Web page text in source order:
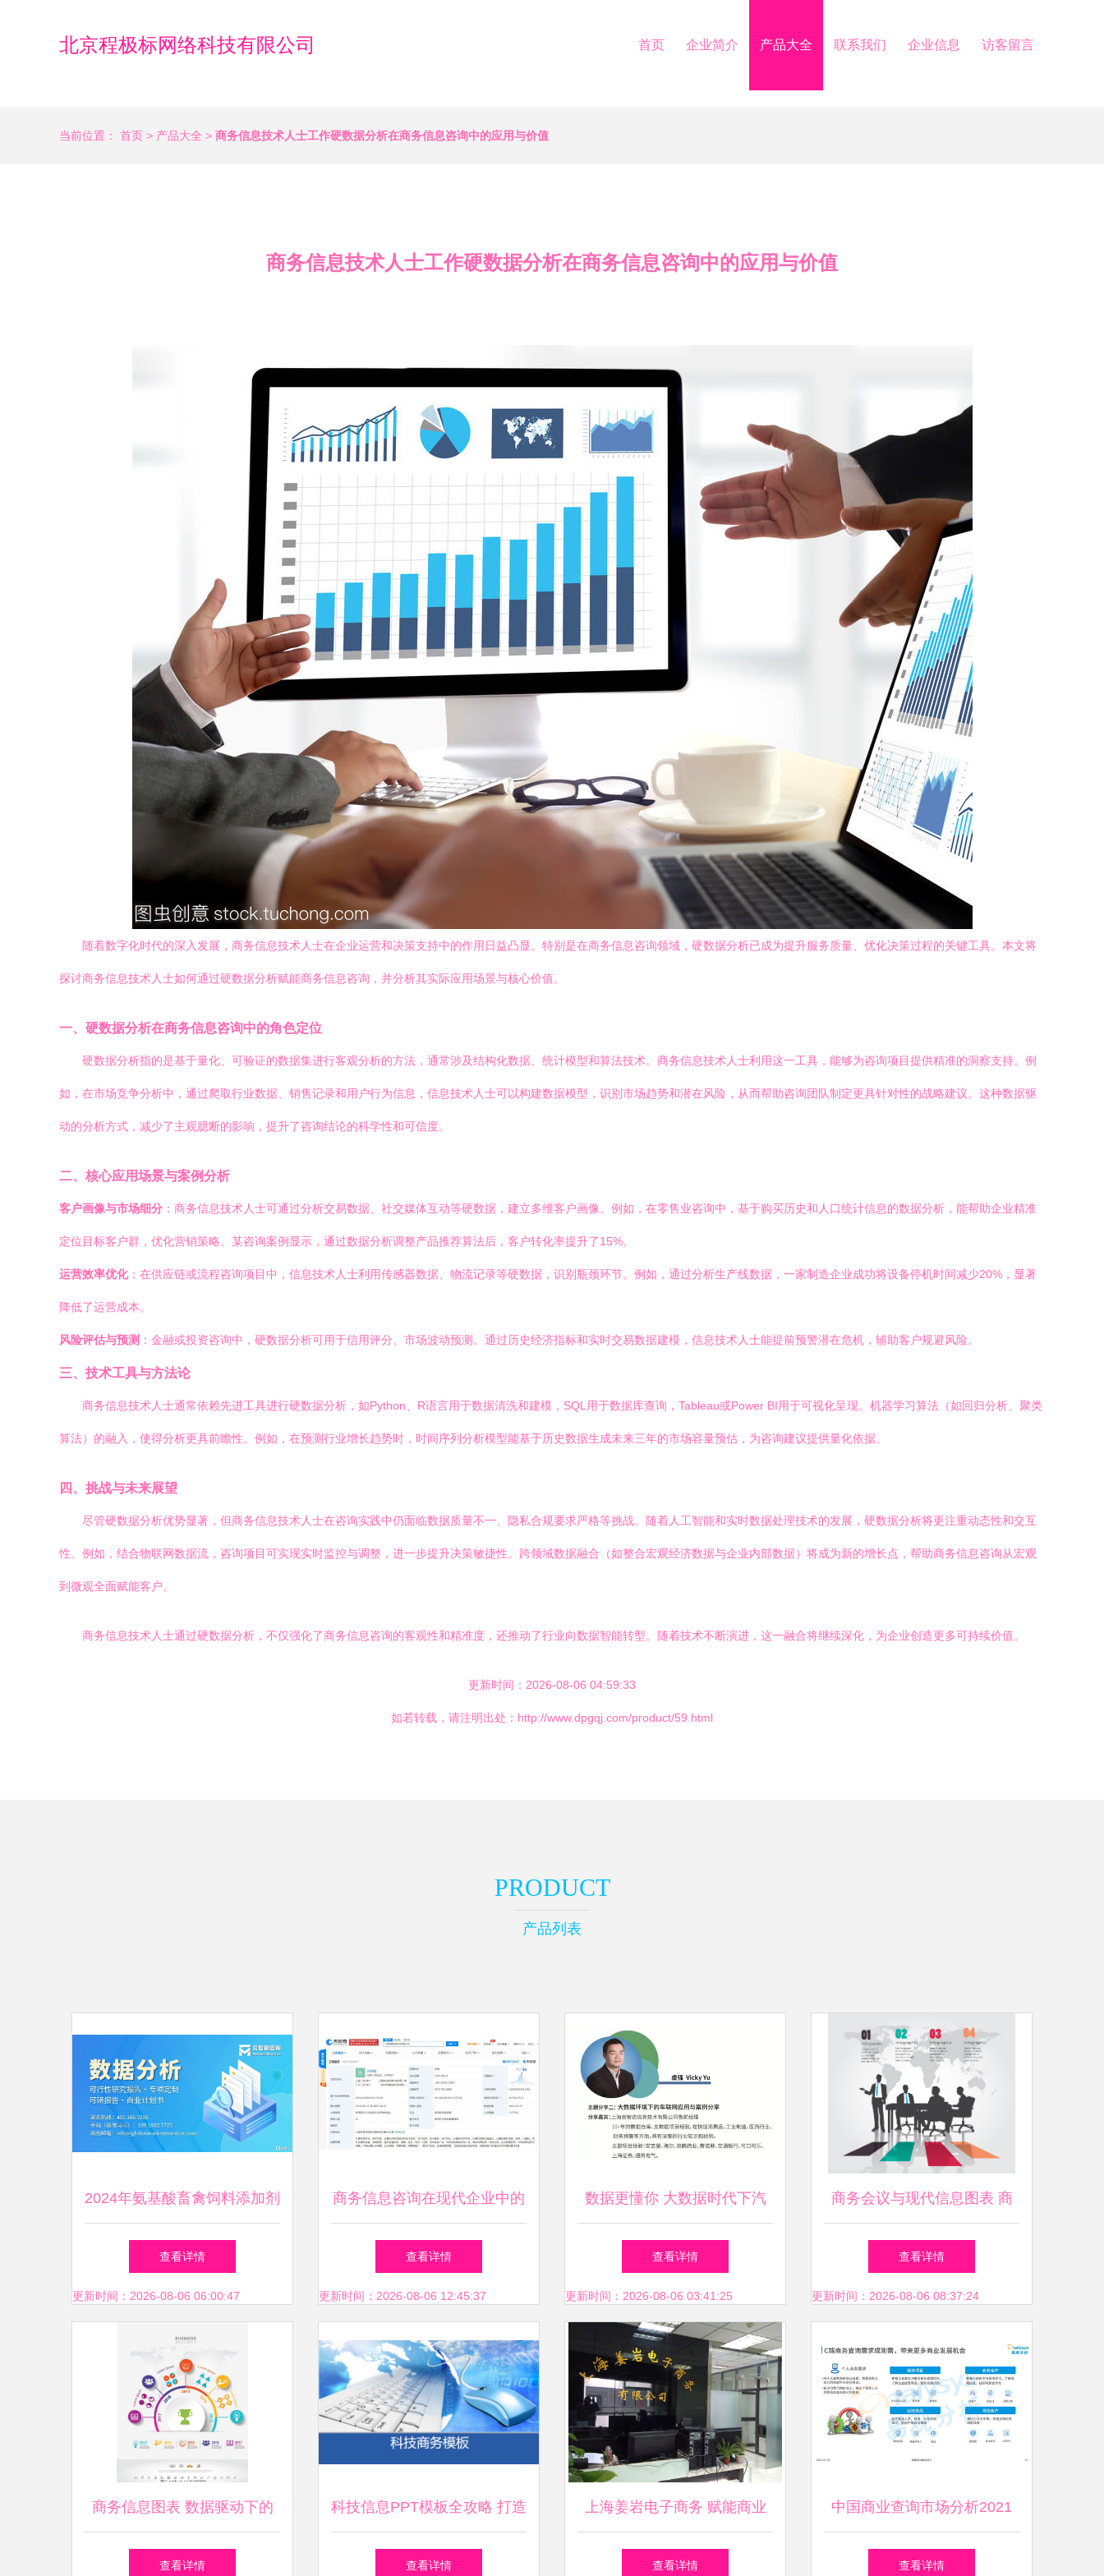
北京程极标网络科技有限公司 首页 企业简介 产品大全 联系我们 企业信息 访客留言
当前位置： 首页 > 产品大全 > 商务信息技术人士工作硬数据分析在商务信息咨询中的应用与价值
商务信息技术人士工作硬数据分析在商务信息咨询中的应用与价值
随着数字化时代的深入发展，商务信息技术人士在企业运营和决策支持中的作用日益凸显。特别是在商务信息咨询领域，硬数据分析已成为提升服务质量、优化决策过程的关键工具。本文将
探讨商务信息技术人士如何通过硬数据分析赋能商务信息咨询，并分析其实际应用场景与核心价值。
一、硬数据分析在商务信息咨询中的角色定位
硬数据分析指的是基于量化、可验证的数据集进行客观分析的方法，通常涉及结构化数据、统计模型和算法技术。商务信息技术人士利用这一工具，能够为咨询项目提供精准的洞察支持。例
如，在市场竞争分析中，通过爬取行业数据、销售记录和用户行为信息，信息技术人士可以构建数据模型，识别市场趋势和潜在风险，从而帮助咨询团队制定更具针对性的战略建议。这种数据驱
动的分析方式，减少了主观臆断的影响，提升了咨询结论的科学性和可信度。
二、核心应用场景与案例分析
客户画像与市场细分 ：商务信息技术人士可通过分析交易数据、社交媒体互动等硬数据，建立多维客户画像。例如，在零售业咨询中，基于购买历史和人口统计信息的数据分析，能帮助企业精准
定位目标客户群，优化营销策略。某咨询案例显示，通过数据分析调整产品推荐算法后，客户转化率提升了15%。
运营效率优化：在供应链或流程咨询项目中，信息技术人士利用传感器数据、物流记录等硬数据，识别瓶颈环节。例如，通过分析生产线数据，一家制造企业成功将设备停机时间减少20%，显著
降低了运营成本。
风险评估与预测 ：金融或投资咨询中，硬数据分析可用于信用评分、市场波动预测。通过历史经济指标和实时交易数据建模，信息技术人士能提前预警潜在危机，辅助客户规避风险。
三、技术工具与方法论
商务信息技术人士通常依赖先进工具进行硬数据分析，如Python、R语言用于数据清洗和建模，SQL用于数据库查询，Tableau或Power BI用于可视化呈现。机器学习算法（如回归分析、聚类
算法）的融入，使得分析更具前瞻性。例如，在预测行业增长趋势时，时间序列分析模型能基于历史数据生成未来三年的市场容量预估，为咨询建议提供量化依据。
四、挑战与未来展望
尽管硬数据分析优势显著，但商务信息技术人士在咨询实践中仍面临数据质量不一、隐私合规要求严格等挑战。随着人工智能和实时数据处理技术的发展，硬数据分析将更注重动态性和交互
性。例如，结合物联网数据流，咨询项目可实现实时监控与调整，进一步提升决策敏捷性。跨领域数据融合（如整合宏观经济数据与企业内部数据）将成为新的增长点，帮助商务信息咨询从宏观
到微观全面赋能客户。
商务信息技术人士通过硬数据分析，不仅强化了商务信息咨询的客观性和精准度，还推动了行业向数据智能转型。随着技术不断演进，这一融合将继续深化，为企业创造更多可持续价值。
更新时间：2026-08-06 04:59:33
如若转载，请注明出处：http://www.dpgqj.com/product/59.html
PRODUCT
产品列表
2024年氨基酸畜禽饲料添加剂
市场趋势报告-细分产品、应
用、地区及竞争调研
查看详情
更新时间：2026-08-06 06:00:47
商务信息咨询在现代企业中的
关键作用
查看详情
更新时间：2026-08-06 12:45:37
数据更懂你 大数据时代下汽
车行业的商业智能变革
查看详情
更新时间：2026-08-06 03:41:25
商务会议与现代信息图表 商
务信息咨询的新范式
查看详情
更新时间：2026-08-06 08:37:24
商务信息图表 数据驱动下的
业务运营全景洞察
查看详情
科技信息PPT模板全攻略 打造
专业演示的实用指南
查看详情
上海姜岩电子商务 赋能商业
决策的智慧伙伴
查看详情
中国商业查询市场分析2021
查看详情